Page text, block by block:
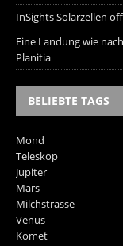
InSights Solarzellen
Eine Landung wie
Planitia
BELIEBTE TAGS
Mond
Teleskop
Jupiter
Mars
Milchstrasse
Venus
Komet